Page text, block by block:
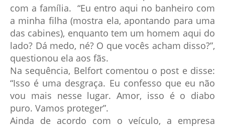
com a família. “Eu entro aqui no banheiro com
a minha filha (mostra ela, apontando para uma
das cabines), enquanto tem um homem aqui do
lado? Dá medo, né? O que vocês acham disso?”,
questionou ela aos fãs.
Na sequência, Belfort comentou o post e disse:
“Isso é uma desgraça. Eu confesso que eu não
vou mais nesse lugar. Amor, isso é o diabo
puro. Vamos proteger”.
Ainda de acordo com o veículo, a empresa